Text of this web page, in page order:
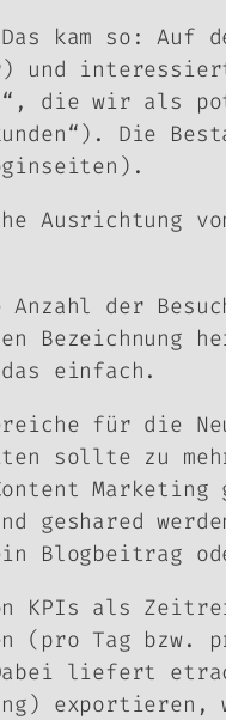
kam so: Auf
und
die wir als
Die
Ausrichtung
der
Bezeichnung
einfach.
für die
sollte zu
Marketing
geshared
KPIs als
Tag bzw.
liefert